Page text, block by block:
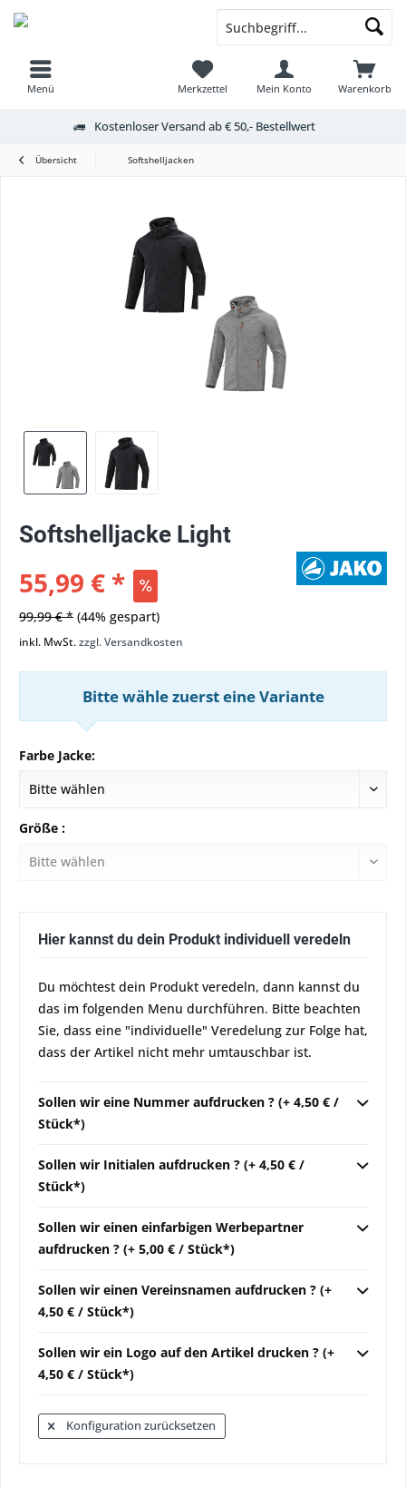
Menü Warenkorb
Merkzettel Mein Konto
Kostenloser Versand ab € 50,- Bestellwert
Übersicht Softshelljacken
Softshelljacke Light
55,99 € *
99,99 € * (44% gespart)
inkl. MwSt.zzgl. Versandkosten
Bitte wähle zuerst eine Variante
Farbe Jacke:
Größe :
Hier kannst du dein Produkt individuell veredeln
Du möchtest dein Produkt veredeln, dann kannst du
das im folgenden Menu durchführen. Bitte beachten
Sie, dass eine "individuelle" Veredelung zur Folge hat,
dass der Artikel nicht mehr umtauschbar ist.
Sollen wir eine Nummer aufdrucken ? (+ 4,50 € /
Stück*)
Sollen wir Initialen aufdrucken ? (+ 4,50 € /
Stück*)
Sollen wir einen einfarbigen Werbepartner
aufdrucken ? (+ 5,00 € / Stück*)
Sollen wir einen Vereinsnamen aufdrucken ? (+
4,50 € / Stück*)
Sollen wir ein Logo auf den Artikel drucken ? (+
4,50 € / Stück*)
Konfiguration zurücksetzen